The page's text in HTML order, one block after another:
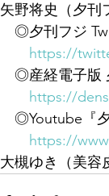
矢野将史（夕刊
◎夕刊フジ
https://
◎産経電子版
https://
◎Youtube『夕
https://
大槻ゆき（美容